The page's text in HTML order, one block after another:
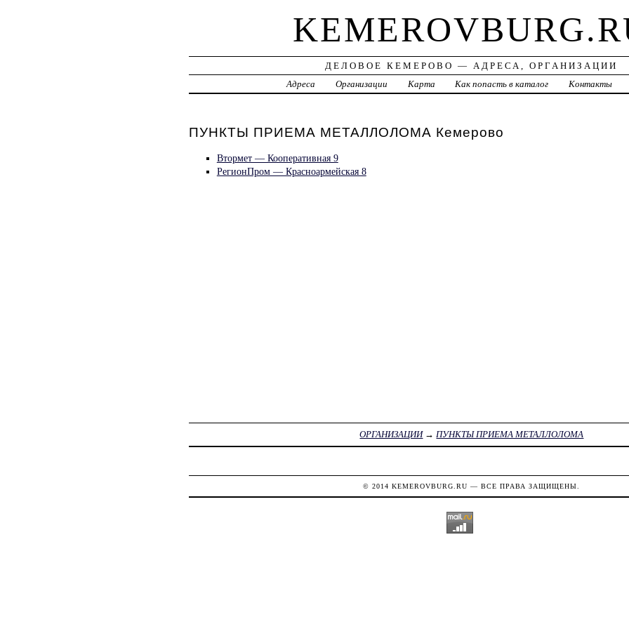
ДЕЛОВОЕ КЕМЕРОВО — АДРЕСА, ОРГАНИЗАЦИИ
Адреса
Организации Карта Как попасть в каталог Контакты
ПУНКТЫ ПРИЕМА МЕТАЛЛОЛОМА Кемерово
Втормет — Кооперативная 9
РегионПром — Красноармейская 8
ОРГАНИЗАЦИИ→ПУНКТЫ ПРИЕМА МЕТАЛЛОЛОМА
© 2014KEMEROVBURG.RU — ВСЕ ПРАВА ЗАЩИЩЕНЫ.